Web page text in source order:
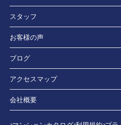
スタッフ
お客様の声
ブログ
アクセスマップ
会社概要